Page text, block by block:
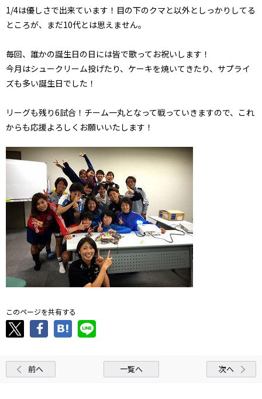
1/4は優しさで出来ています！目の下のクマと以外としっかりしてる
ところが、まだ10代とは思えません。
毎回、誰かの誕生日の日には皆で歌ってお祝いします！
今月はシュークリーム投げたり、ケーキを焼いてきたり、サプライ
ズも多い誕生日でした！
リーグも残り6試合！チーム一丸となって戦っていきますので、これ
からも応援よろしくお願いいたします！
このページを共有する
前へ 一覧へ 次へ